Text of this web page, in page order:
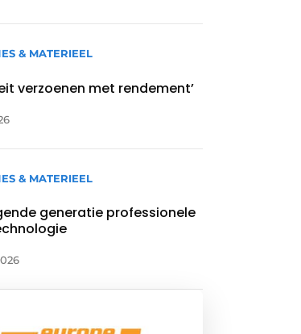
& MATERIEEL
verzoenen met rendement’
& MATERIEEL
generatie professionele